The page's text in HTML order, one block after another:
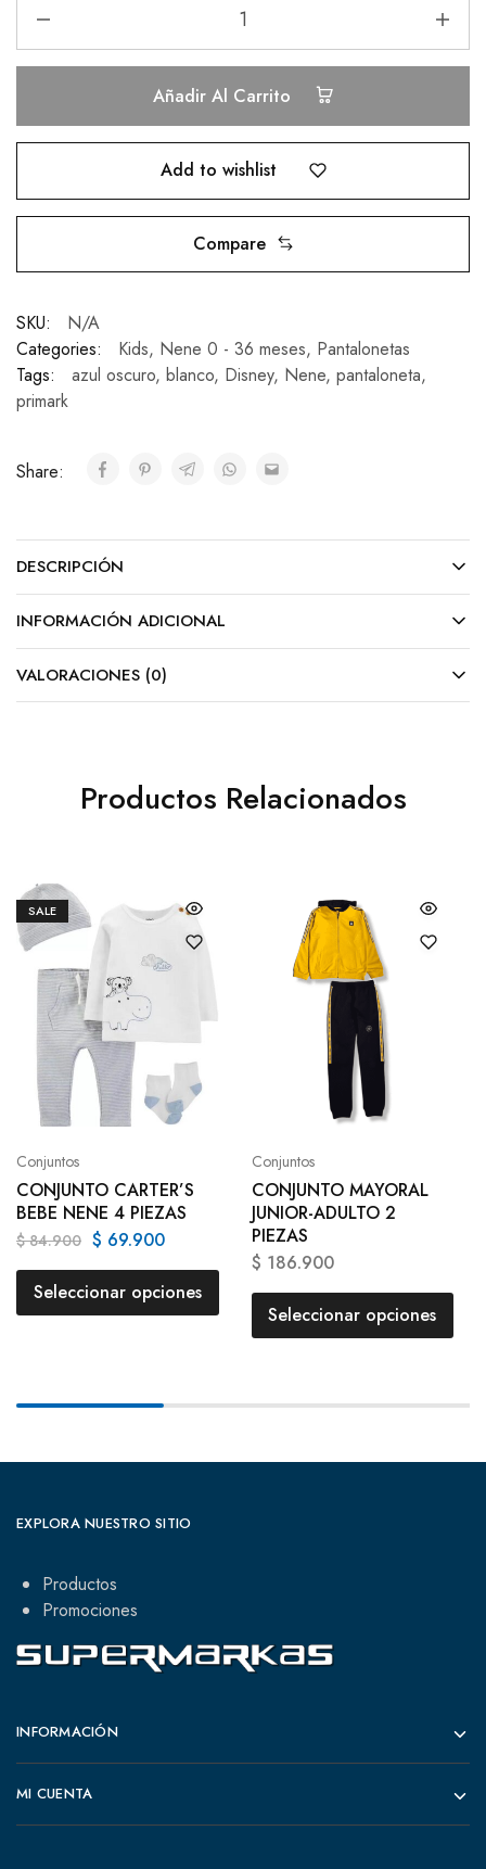
Añadir Al Carrito
Add to wishlist
Compare
SKU:
N/A
Categories:
Kids, Nene 0 - 36 meses, Pantalonetas
Tags:
azul oscuro, blanco, Disney, Nene, pantaloneta,
primark
Share:
DESCRIPCIÓN
INFORMACIÓN ADICIONAL
VALORACIONES (0)
Productos Relacionados
SALE
Conjuntos
CONJUNTO CARTER’S
BEBE NENE 4 PIEZAS
$84.900 $ 69.900
Seleccionar opciones
Conjuntos
CONJUNTO MAYORAL
JUNIOR-ADULTO 2
PIEZAS
$ 186.900
Seleccionar opciones
EXPLORA NUESTRO SITIO
Productos
Promociones
INFORMACIÓN
MI CUENTA